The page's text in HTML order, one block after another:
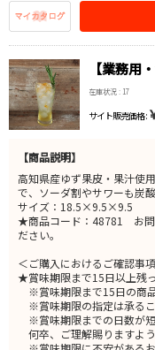
【業務用
在庫状況 : 17
サイト販売価格 :
【商品説明】
高知県産ゆず果皮・果汁使
で、ソーダ割やサワーも炭
サイズ：18.5×9.5×9.5
★商品コード：48781 お問
ださい。
＜ご購入におけるご確認事
★賞味期限まで15日以上残
※賞味期限まで15日の商品
※賞味期限の指定は承るこ
※賞味期限までの日数が短
何卒、ご理解賜りますよう